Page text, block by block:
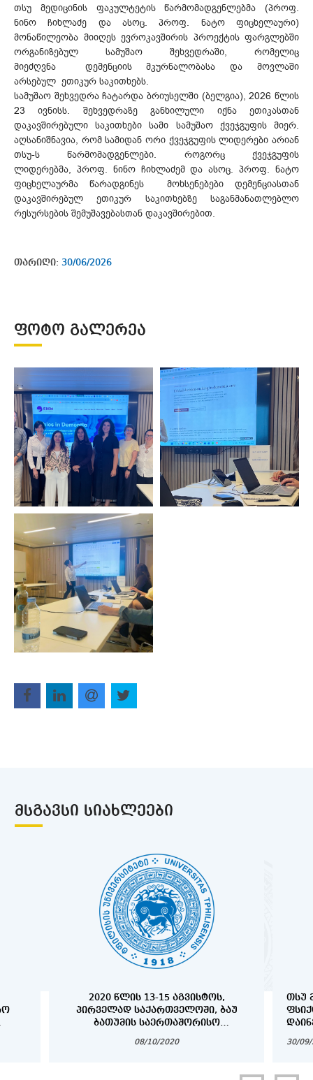
თსუ მედიცინის ფაკულტეტის წარმომადგენლებმა (პროფ.
ნინო ჩიხლაძე და ასოც. პროფ. ნატო ფიცხელაური)
მონაწილეობა მიიღეს ევროკავშირის პროექტის ფარგლებში
ორგანიზებულ სამუშაო შეხვედრაში, რომელიც
მიეძღვნა დემენციის მკურნალობასა და მოვლაში
არსებულ ეთიკურ საკითხებს.
სამუშაო შეხვედრა ჩატარდა ბრიუსელში (ბელგია), 2026 წლის
23 ივნისს. შეხვედრაზე განხილული იქნა ეთიკასთან
დაკავშირებული საკითხები სამი სამუშაო ქვეჯგუფის მიერ.
აღსანიშნავია, რომ სამიდან ორი ქვეჯგუფის ლიდერები არიან
თსუ-ს წარმომადგენლები. როგორც ქვეჯგუფის
ლიდერებმა, პროფ. ნინო ჩიხლაძემ და ასოც. პროფ. ნატო
ფიცხელაურმა წარადგინეს მოხსენებები დემენციასთან
დაკავშირებულ ეთიკურ საკითხებზე საგანმანათლებლო
რესურსების შემუშავებასთან დაკავშირებით.
თარიღი: 30/06/2026
ᲤᲝᲢᲝ ᲒᲐᲚᲔᲠᲔᲐ
ᲛᲡᲒᲐᲕᲡᲘ ᲡᲘᲐᲮᲚᲔᲔᲑᲘ
2020 ᲬᲚᲘᲡ 13-15 ᲐᲒᲕᲘᲡᲢᲝᲡ,
ᲞᲘᲠᲕᲔᲚᲐᲓ ᲡᲐᲥᲐᲠᲗᲕᲔᲚᲝᲨᲘ, ᲑᲐᲣ
ᲑᲐᲗᲣᲛᲘᲡ ᲡᲐᲔᲠᲗᲐᲨᲝᲠᲘᲡᲝ
ᲛᲔᲓᲘᲪᲘᲜᲘᲡ ᲤᲐᲙᲣᲚᲢᲔᲢᲘᲡ
08/10/2020
ᲗᲡᲣ
30/